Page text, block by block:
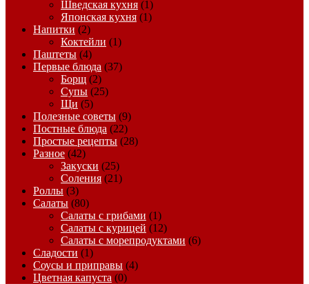
Шведская кухня (1)
Японская кухня (1)
Напитки (2)
Коктейли (1)
Паштеты (4)
Первые блюда (37)
Борщ (2)
Супы (25)
Щи (5)
Полезные советы (9)
Постные блюда (22)
Простые рецепты (28)
Разное (42)
Закуски (25)
Соления (21)
Роллы (3)
Салаты (80)
Салаты с грибами (1)
Салаты с курицей (12)
Салаты с морепродуктами (6)
Сладости (1)
Соусы и приправы (4)
Цветная капуста (0)